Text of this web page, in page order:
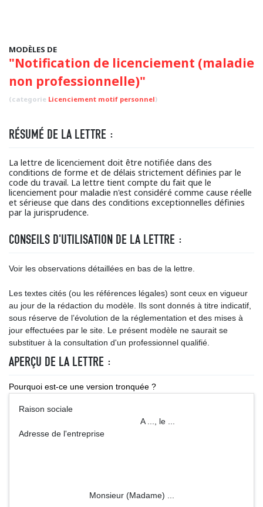
MODÈLES DE
"Notification de licenciement (maladie
non professionnelle)"
(categorie Licenciement motif personnel)
RÉSUMÉ DE LA LETTRE :
La lettre de licenciement doit être notifiée dans des
conditions de forme et de délais strictement définies par le
code du travail. La lettre tient compte du fait que le
licenciement pour maladie n'est considéré comme cause réelle
et sérieuse que dans des conditions exceptionnelles définies
par la jurisprudence.
CONSEILS D'UTILISATION DE LA LETTRE :
Voir les observations détaillées en bas de la lettre.
Les textes cités (ou les références légales) sont ceux en vigueur
au jour de la rédaction du modèle. Ils sont donnés à titre indicatif,
sous réserve de l’évolution de la réglementation et des mises à
jour effectuées par le site. Le présent modèle ne saurait se
substituer à la consultation d'un professionnel qualifié.
APERÇU DE LA LETTRE :
Pourquoi est-ce une version tronquée ?
Raison sociale
A ..., le ...
Adresse de l'entreprise
Monsieur (Madame) ...